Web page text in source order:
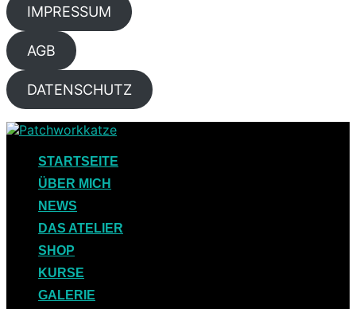
IMPRESSUM
AGB
DATENSCHUTZ
Skip
contentSTARTSEITE
ÜBER MICH
NEWS
DAS ATELIER
SHOP
KURSE
GALERIE